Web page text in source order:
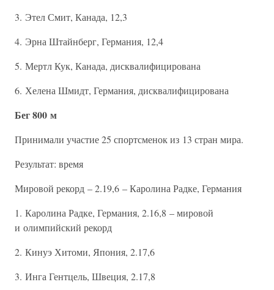
3. Этел Смит, Канада, 12,3
4. Эрна Штайнберг, Германия, 12,4
5. Мертл Кук, Канада, дисквалифицирована
6. Хелена Шмидт, Германия, дисквалифицирована
Бег 800 м
Принимали участие 25 спортсменок из 13 стран мира.
Результат: время
Мировой рекорд – 2.19,6 – Каролина Радке, Германия
1. Каролина Радке, Германия, 2.16,8 – мировой
и олимпийский рекорд
2. Кинуэ Хитоми, Япония, 2.17,6
3. Инга Гентцель, Швеция, 2.17,8